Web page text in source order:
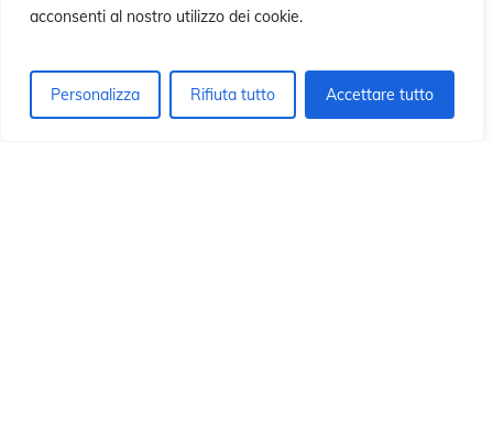
acconsenti al nostro utilizzo dei cookie.
Personalizza Rifiuta tutto Accettare tutto